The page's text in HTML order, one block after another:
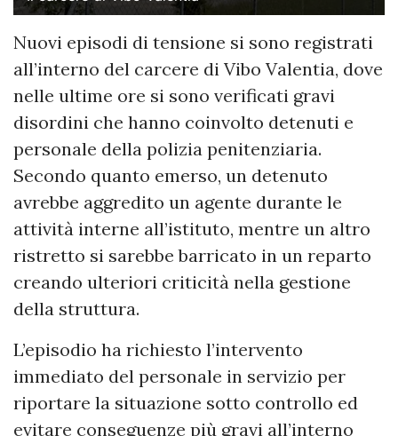
Nuovi episodi di tensione si sono registrati
all’interno del carcere di Vibo Valentia, dove
nelle ultime ore si sono verificati gravi
disordini che hanno coinvolto detenuti e
personale della polizia penitenziaria.
Secondo quanto emerso, un detenuto
avrebbe aggredito un agente durante le
attività interne all’istituto, mentre un altro
ristretto si sarebbe barricato in un reparto
creando ulteriori criticità nella gestione
della struttura.
L’episodio ha richiesto l’intervento
immediato del personale in servizio per
riportare la situazione sotto controllo ed
evitare conseguenze più gravi all’interno